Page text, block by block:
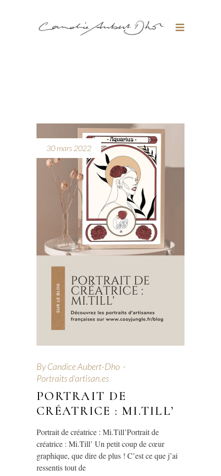
30 mars 2022
ByCandice Aubert-Dho
Portraits d'artisan.es
PORTRAIT DE
CRÉATRICE : MI.TILL’
Portrait de créatrice : Mi.Till’Portrait de
créatrice : Mi.Till’ Un petit coup de cœur
graphique, que dire de plus ! C’est ce que j’ai
ressentis tout de